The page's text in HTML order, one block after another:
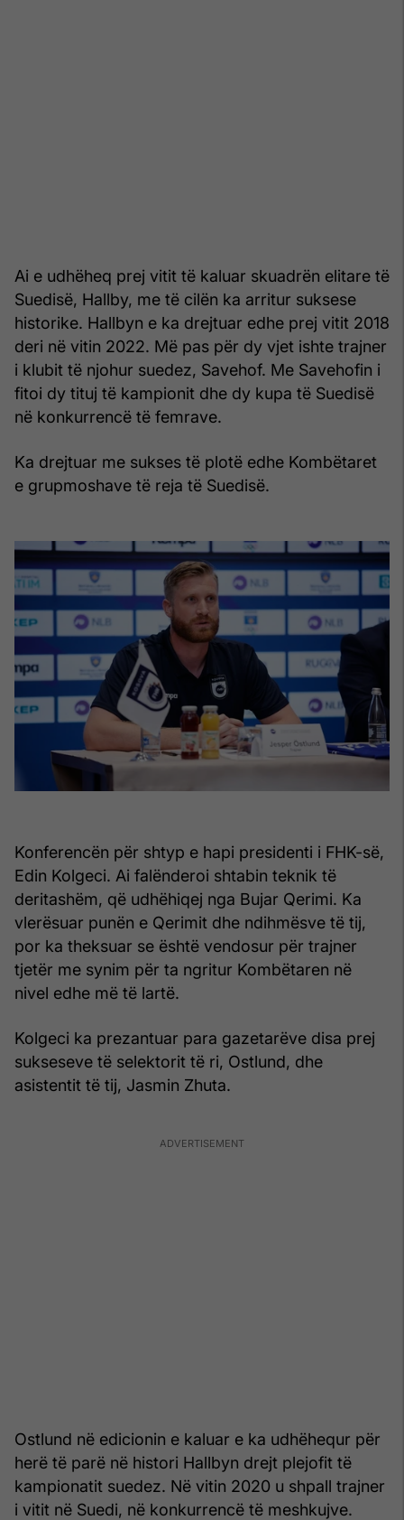
Ai e udhëheq prej vitit të kaluar skuadrën elitare të
Suedisë, Hallby, me të cilën ka arritur suksese
historike. Hallbyn e ka drejtuar edhe prej vitit 2018
deri në vitin 2022. Më pas për dy vjet ishte trajner
i klubit të njohur suedez, Savehof. Me Savehofin i
fitoi dy tituj të kampionit dhe dy kupa të Suedisë
në konkurrencë të femrave.
Ka drejtuar me sukses të plotë edhe Kombëtaret
e grupmoshave të reja të Suedisë.
Konferencën për shtyp e hapi presidenti i FHK-së,
Edin Kolgeci. Ai falënderoi shtabin teknik të
deritashëm, që udhëhiqej nga Bujar Qerimi. Ka
vlerësuar punën e Qerimit dhe ndihmësve të tij,
por ka theksuar se është vendosur për trajner
tjetër me synim për ta ngritur Kombëtaren në
nivel edhe më të lartë.
Kolgeci ka prezantuar para gazetarëve disa prej
sukseseve të selektorit të ri, Ostlund, dhe
asistentit të tij, Jasmin Zhuta.
Ostlund në edicionin e kaluar e ka udhëhequr për
herë të parë në histori Hallbyn drejt plejofit të
kampionatit suedez. Në vitin 2020 u shpall trajner
i vitit në Suedi, në konkurrencë të meshkujve.